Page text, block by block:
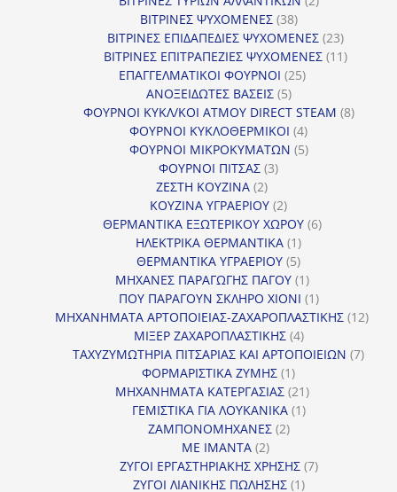
ΒΙΤΡΙΝΕΣ ΨΥΧΟΜΕΝΕΣ 3838
προϊόντα
ΒΙΤΡΙΝΕΣ ΕΠΙΔΑΠΕΔΙΕΣ ΨΥΧΟΜΕΝΕΣ 2323
προϊόντα
ΒΙΤΡΙΝΕΣ ΕΠΙΤΡΑΠΕΖΙΕΣ ΨΥΧΟΜΕΝΕΣ 1111
ΕΠΑΓΓΕΛΜΑΤΙΚΟΙ ΦΟΥΡΝΟΙ 2525
ΑΝΟΞΕΙΔΩΤΕΣ ΒΑΣΕΙΣ 55
προϊόντα
ΦΟΥΡΝΟΙ ΚΥΚΛ/ΚΟΙ ΑΤΜΟΥ DIRECT STEAM 88
ΦΟΥΡΝΟΙ ΚΥΚΛΟΘΕΡΜΙΚΟΙ 44
προϊόντα
ΦΟΥΡΝΟΙ ΜΙΚΡΟΚΥΜΑΤΩΝ 55
ΦΟΥΡΝΟΙ ΠΙΤΣΑΣ 33
ΖΕΣΤΗ ΚΟΥΖΙΝΑ 22
προϊόντα
ΚΟΥΖΙΝΑ ΥΓΡΑΕΡΙΟΥ 22
προϊόντα
ΘΕΡΜΑΝΤΙΚΑ ΕΞΩΤΕΡΙΚΟΥ ΧΩΡΟΥ 66
ΗΛΕΚΤΡΙΚΑ ΘΕΡΜΑΝΤΙΚΑ 11
προϊόν
ΘΕΡΜΑΝΤΙΚΑ ΥΓΡΑΕΡΙΟΥ 55
προϊόντα
ΜΗΧΑΝΕΣ ΠΑΡΑΓΩΓΗΣ ΠΑΓΟΥ 11
προϊόν
ΠΟΥ ΠΑΡΑΓΟΥΝ ΣΚΛΗΡΟ ΧΙΟΝΙ 11
προϊόν
ΜΗΧΑΝΗΜΑΤΑ ΑΡΤΟΠΟΙΕΙΑΣ-ΖΑΧΑΡΟΠΛΑΣΤΙΚΗΣ 1212
ΜΙΞΕΡ ΖΑΧΑΡΟΠΛΑΣΤΙΚΗΣ 44
προϊόντα
ΤΑΧΥΖΥΜΩΤΗΡΙΑ ΠΙΤΣΑΡΙΑΣ ΚΑΙ ΑΡΤΟΠΟΙΕΙΩΝ 77
ΦΟΡΜΑΡΙΣΤΙΚΑ ΖΥΜΗΣ 11
προϊόν
ΜΗΧΑΝΗΜΑΤΑ ΚΑΤΕΡΓΑΣΙΑΣ 2121
προϊόντα
ΓΕΜΙΣΤΙΚΑ ΓΙΑ ΛΟΥΚΑΝΙΚΑ 11
ΖΑΜΠΟΝΟΜΗΧΑΝΕΣ 22
ΜΕ ΙΜΑΝΤΑ 22
προϊόντα
ΖΥΓΟΙ ΕΡΓΑΣΤΗΡΙΑΚΗΣ ΧΡΗΣΗΣ 77
ΖΥΓΟΙ ΛΙΑΝΙΚΗΣ ΠΩΛΗΣΗΣ 11